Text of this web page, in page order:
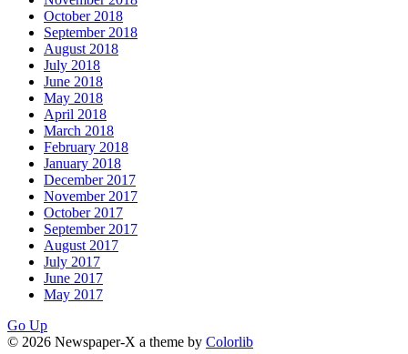
October 2018
September 2018
August 2018
July 2018
June 2018
May 2018
April 2018
March 2018
February 2018
January 2018
December 2017
November 2017
October 2017
September 2017
August 2017
July 2017
June 2017
May 2017
Go Up
© 2026 Newspaper-X a theme by Colorlib